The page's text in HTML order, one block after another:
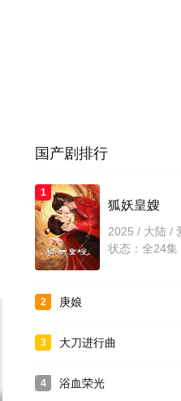
国产剧排行
1
狐妖皇嫂
2025 / 大陆 /
状态：全24集
2 庚娘
3 大刀进行曲
4 浴血荣光